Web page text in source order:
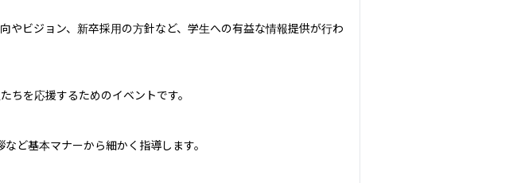
ビジョン、新卒採用の方針など、学生への有益な情報提供が行わ
を応援するためのイベントです。
ど基本マナーから細かく指導します。